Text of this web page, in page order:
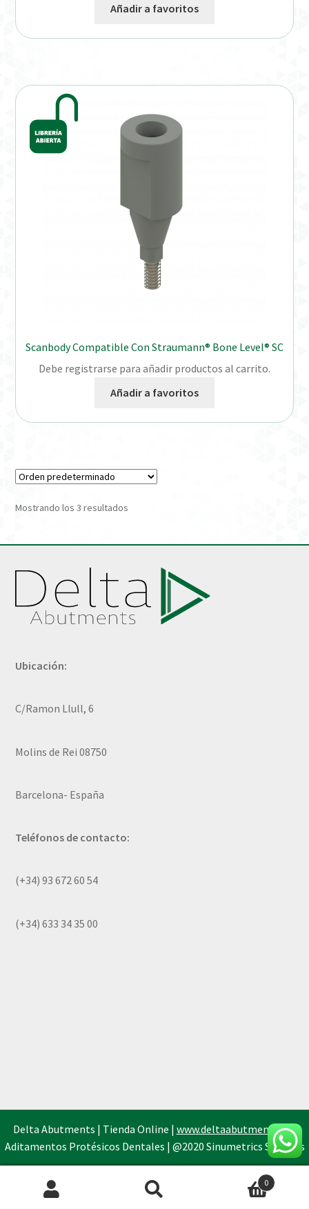
Añadir a favoritos
Scanbody Compatible Con Straumann® Bone Level® SC
Debe registrarse para añadir productos al carrito.
Añadir a favoritos
Mostrando los 3 resultados
Ubicación:
C/Ramon Llull, 6
Molins de Rei 08750
Barcelona- España
Teléfonos de contacto:
(+34) 93 672 60 54
(+34) 633 34 35 00
Delta Abutments | Tienda Online | www.deltaabutments.es|
Aditamentos Protésicos Dentales | @2020 Sinumetrics Systems
Búsqueda
0